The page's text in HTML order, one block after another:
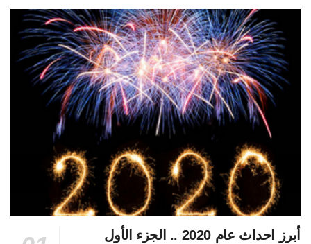
أبرز احداث عام 2020 .. الجزء الأول